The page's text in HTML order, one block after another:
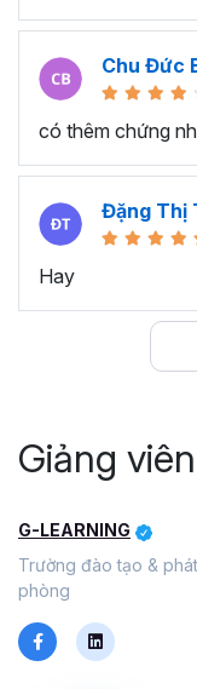
Chu Đức
có thêm chứng
Đặng Thị
Hay
Giảng
G-LEARNING
Trường đào tạo &
phòng